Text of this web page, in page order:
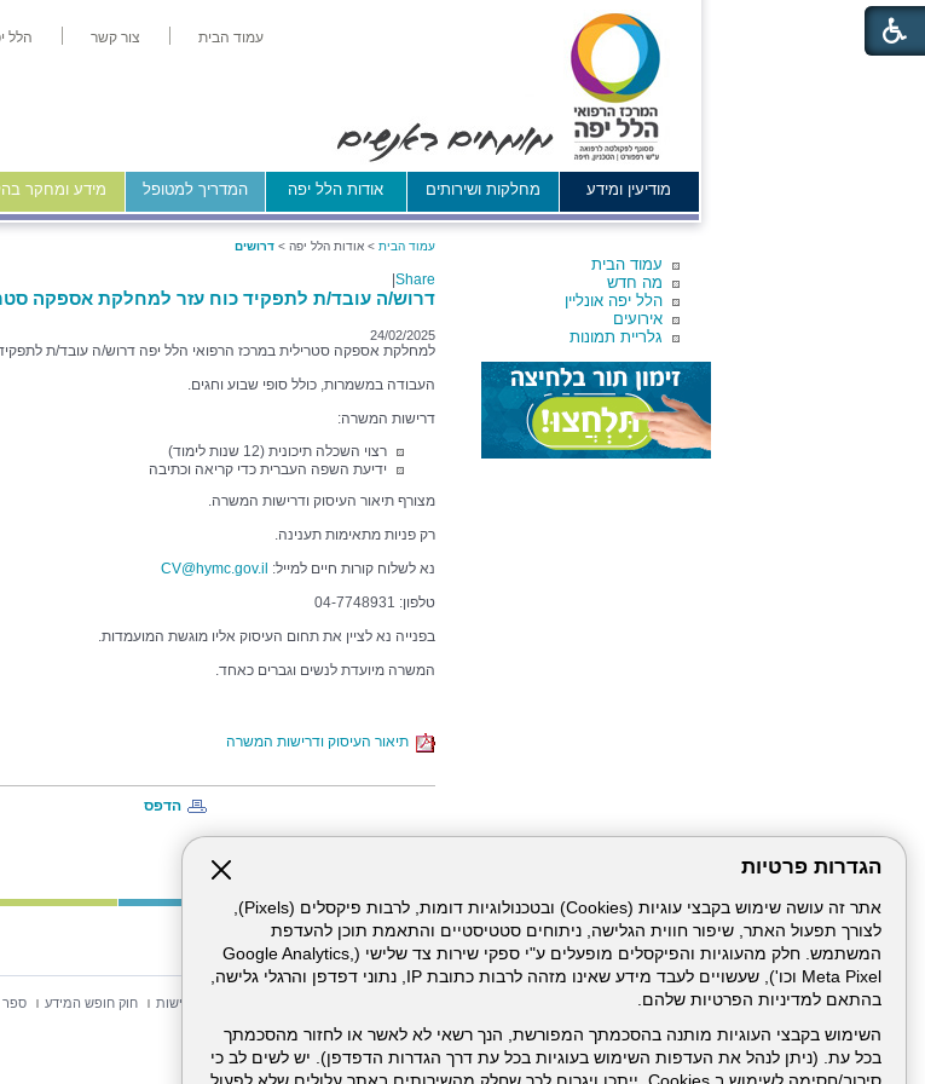
הגדרות פרטיות
אתר זה עושה שימוש בקבצי עוגיות (Cookies) ובטכנולוגיות דומות, לרבות פיקסלים (Pixels),
לצורך תפעול האתר, שיפור חווית הגלישה, ניתוחים סטטיסטיים והתאמת תוכן להעדפת
המשתמש. חלק מהעוגיות והפיקסלים מופעלים ע"י ספקי שירות צד שלישי (Google Analytics,
Meta Pixel וכו'), שעשויים לעבד מידע שאינו מזהה לרבות כתובת IP, נתוני דפדפן והרגלי גלישה,
בהתאם למדיניות הפרטיות שלהם.
השימוש בקבצי העוגיות מותנה בהסכמתך המפורשת, הנך רשאי לא לאשר או לחזור מהסכמתך
בכל עת. (ניתן לנהל את העדפות השימוש בעוגיות בכל עת דרך הגדרות הדפדפן). יש לשים לב כי
עמוד הבית צור קשר הלל
מודיעין ומידע מחלקות ושירותים אודות הלל יפה המדריך למטופל מידע ומחקר
עמוד הבית
מה חדש
הלל יפה אונליין
אירועים
גלריית תמונות
עמוד הבית > אודות הלל יפה > דרושים
Share
דרוש/ה עובד/ת לתפקיד כוח עזר למחלקת אספקה
24/02/2025
למחלקת אספקה סטרילית במרכז הרפואי הלל יפה דרוש/ה עובד/ת
העבודה במשמרות, כולל סופי שבוע וחגים.
דרישות המשרה:
רצוי השכלה תיכונית (12 שנות לימוד)
ידיעת השפה העברית כדי קריאה וכתיבה
מצורף תיאור העיסוק ודרישות המשרה.
רק פניות מתאימות תענינה.
נא לשלוח קורות חיים למייל: CV@hymc.gov.il
טלפון: 04-7748931
בפנייה נא לציין את תחום העיסוק אליו מוגשת המועמדות.
המשרה מיועדת לנשים וגברים כאחד.
תיאור העיסוק ודרישות המשרה
הדפס
דרונט
דיגיטל
-
אתרי
וורדפרס,
בניית
הצהרת נגישות חוק חופש המידע ספר
ניהול תכנים: